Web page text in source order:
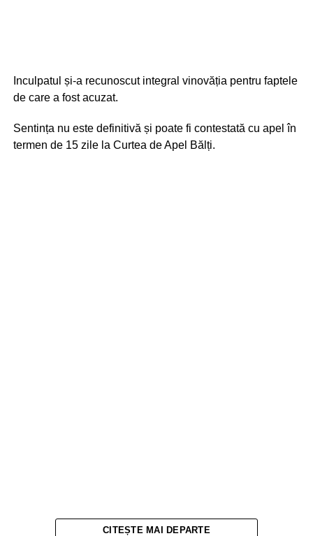
Inculpatul și-a recunoscut integral vinovăția pentru faptele
de care a fost acuzat.
Sentința nu este definitivă și poate fi contestată cu apel în
termen de 15 zile la Curtea de Apel Bălți.
CITEȘTE MAI DEPARTE